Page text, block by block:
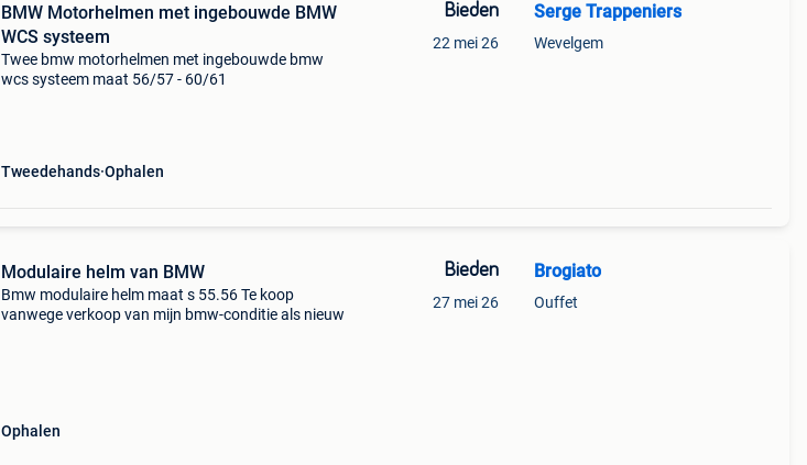
BMW Motorhelmen met ingebouwde BMW
WCS systeem
Twee bmw motorhelmen met ingebouwde bmw
wcs systeem maat 56/57 - 60/61
Tweedehands Ophalen
Bieden
22 mei 26
Serge Trappeniers
Wevelgem
Modulaire helm van BMW
Bmw modulaire helm maat s 55.56 Te koop
vanwege verkoop van mijn bmw-conditie als nieuw
Ophalen
Bieden
27 mei 26
Brogiato
Ouffet